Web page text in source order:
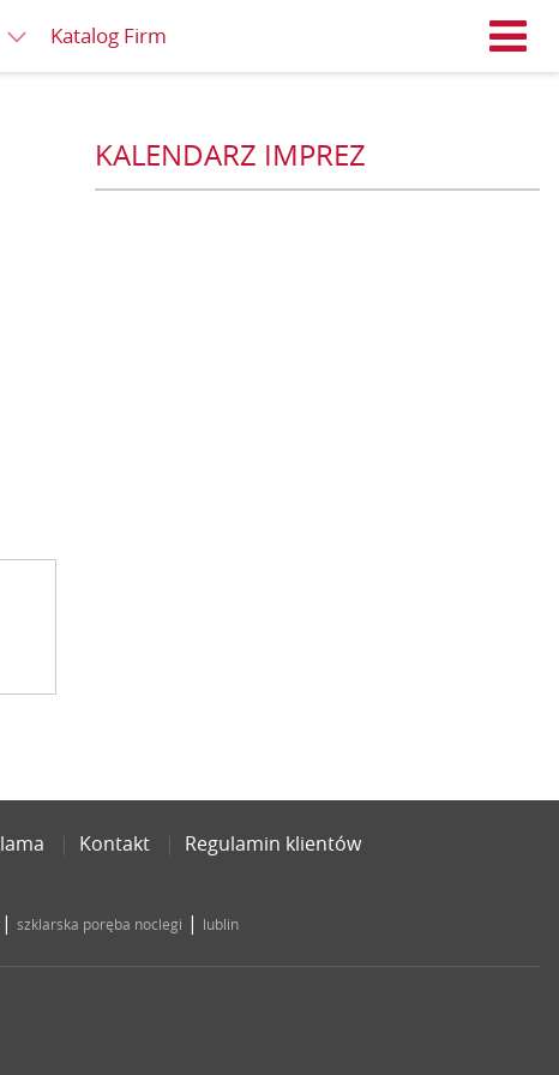
Katalog Firm
KALENDARZ IMPREZ
Kontakt Regulamin klientów
| szklarska poręba noclegi | lublin